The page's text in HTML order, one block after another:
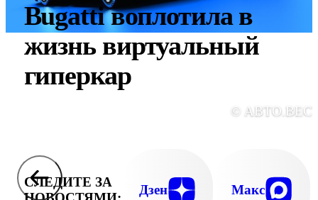
Bugatti воплотила в
жизнь виртуальный
гиперкар
©
СЛЕДИТЕ ЗА
Дзен Макс